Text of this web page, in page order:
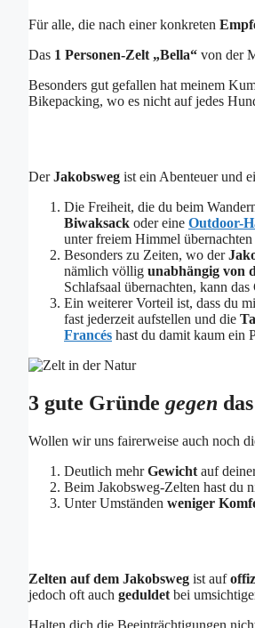
Für alle, die nach einer konkreten
Das 1 Personen-Zelt „Bella“ von der
Besonders gut gefallen hat meinem
Bikepacking, wo es nicht auf jedes
DerJakobsweg ist ein Abenteuer und
Die Freiheit, die du beim
Biwaksack oder eine Outdoor-
unter freiem Himmel übernachten
Besonders zu Zeiten, wo der
nämlich völlig unabhängig von
Schlafsaal übernachten, kann
Ein weiterer Vorteil ist, dass du
fast jederzeit aufstellen und die
Francés hast du damit kaum ein
3 gute Gründe gegen
Wollen wir uns fairerweise auch noch
Deutlich mehrGewicht auf
Beim Jakobsweg-Zelten hast du
Unter Umständen weniger
Zelten auf dem Jakobsweg ist auf
jedoch oft auch geduldet bei
Halten dich die Beeinträchtigungen